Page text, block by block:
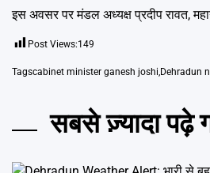
इस अवसर पर मंडल अध्यक्ष प्रदीप रावत,
Post Views:149
Tagscabinet minister ganesh joshi Dehradun
सबसे ज़्यादा पढ़े